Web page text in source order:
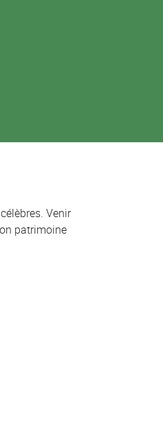
Venir
patrimoine